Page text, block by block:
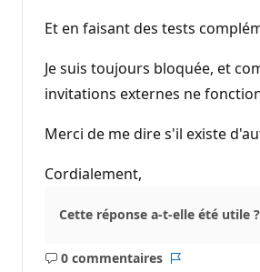
Et en faisant des tests
Je suis toujours bloquée, et
invitations externes ne
Merci de me dire s'il existe
Cordialement,
Cette réponse a-t-elle été utile ?
0 commentaires
Aucun